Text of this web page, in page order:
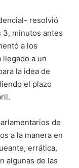
resolvió
minutos antes
a los
a un
la idea de
el plazo
de
a la manera en
errática,
algunas de las